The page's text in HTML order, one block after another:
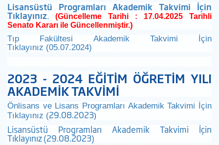
Lisansüstü Programları Akademik Takvimi İçin
Tıklayınız.
(Güncelleme Tarihi : 17.04.2025 Tarihli
Senato Kararı ile Güncellenmiştir.)
Tıp Fakültesi Akademik Takvimi İçin
Tıklayınız (05.07.2024)
2023 - 2024 EĞİTİM ÖĞRETİM YILI
AKADEMİK TAKVİMİ
Önlisans ve Lisans Programları Akademik Takvimi İçin
Tıklayınız (29.08.2023)
Lisansüstü Programları Akademik Takvimi İçin
Tıklayınız (29.08.2023)